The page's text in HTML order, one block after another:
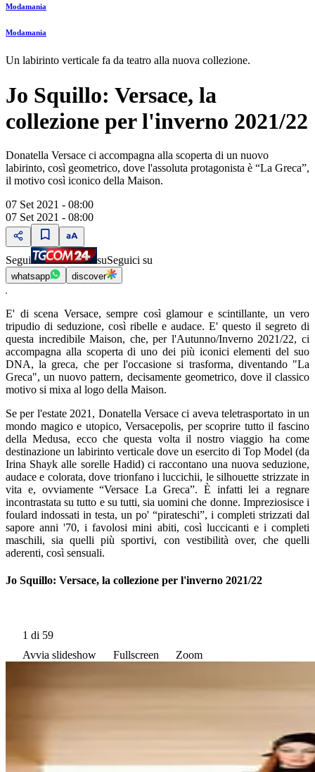
Modamania
Modamania
Un labirinto verticale fa da teatro alla nuova collezione.
Jo Squillo: Versace, la
collezione per l'inverno 2021/22
Donatella Versace ci accompagna alla scoperta di un nuovo
labirinto, così geometrico, dove l'assoluta protagonista è “La Greca”,
il motivo così iconico della Maison.
07 Set 2021 - 08:00
07 Set 2021 - 08:00
Segui suSeguici su
whatsapp discover
E' di scena Versace, sempre così glamour e scintillante, un vero
tripudio di seduzione, così ribelle e audace. E' questo il segreto di
questa incredibile Maison, che, per l'Autunno/Inverno 2021/22, ci
accompagna alla scoperta di uno dei più iconici elementi del suo
DNA, la greca, che per l'occasione si trasforma, diventando "La
Greca", un nuovo pattern, decisamente geometrico, dove il classico
motivo si mixa al logo della Maison.
Se per l'estate 2021, Donatella Versace ci aveva teletrasportato in un
mondo magico e utopico, Versacepolis, per scoprire tutto il fascino
della Medusa, ecco che questa volta il nostro viaggio ha come
destinazione un labirinto verticale dove un esercito di Top Model (da
Irina Shayk alle sorelle Hadid) ci raccontano una nuova seduzione,
audace e colorata, dove trionfano i luccichii, le silhouette strizzate in
vita e, ovviamente “Versace La Greca”. È infatti lei a regnare
incontrastata su tutto e su tutti, sia uomini che donne. Impreziosisce i
foulard indossati in testa, un po' “pirateschi”, i completi strizzati dal
sapore anni '70, i favolosi mini abiti, così luccicanti e i completi
maschili, sia quelli più sportivi, con vestibilità over, che quelli
aderenti, così sensuali.
Jo Squillo: Versace, la collezione per l'inverno 2021/22
1 di 59
Avvia slideshow
Fullscreen Zoom